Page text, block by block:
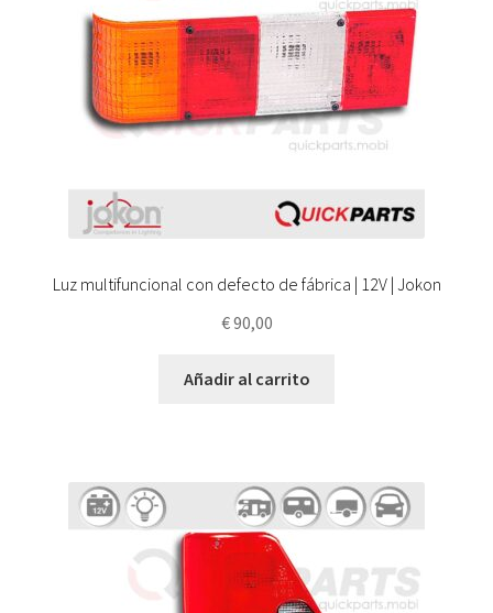
Luz multifuncional con defecto de fábrica | 12V | Jokon
€90,00
Añadir al carrito